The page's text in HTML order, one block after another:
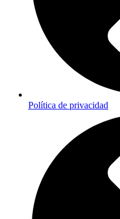
Política de privacidad